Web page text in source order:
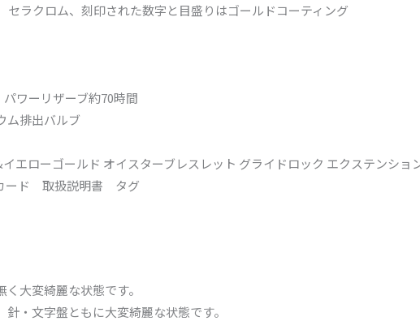
セラクロム、刻印された数字と目盛りはゴールドコーティング
ワーリザーブ約70時間
排出バルブ
エローゴールド オイスターブレスレット グライドロック エクステンショ
ード 取扱説明書 タグ
大変綺麗な状態です。
・文字盤ともに大変綺麗な状態です。